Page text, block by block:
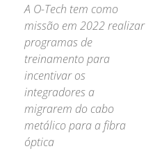
A O-Tech tem como
missão em 2022 realizar
programas de
treinamento para
incentivar os
integradores a
migrarem do cabo
metálico para a fibra
óptica